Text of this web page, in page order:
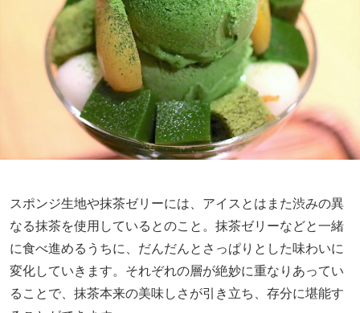
スポンジ生地や抹茶ゼリーには、アイスとはまた渋みの異
なる抹茶を使用しているとのこと。抹茶ゼリーなどと一緒
に食べ進めるうちに、だんだんとさっぱりとした味わいに
変化していきます。それぞれの層が絶妙に重なりあってい
ることで、抹茶本来の美味しさが引き立ち、存分に堪能す